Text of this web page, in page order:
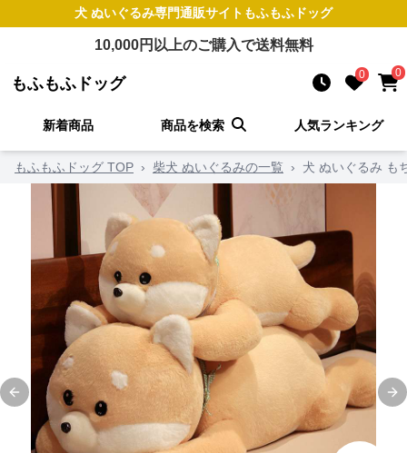
犬 ぬいぐるみ専門通販サイト もふもふドッグ
10,000円以上のご購入で送料無料
もふもふドッグ 0 0
新着商品 商品を検索 人気ランキング
もふもふドッグ TOP › 柴犬 ぬいぐるみの一覧 › 犬 ぬいぐるみ も
Previous slide